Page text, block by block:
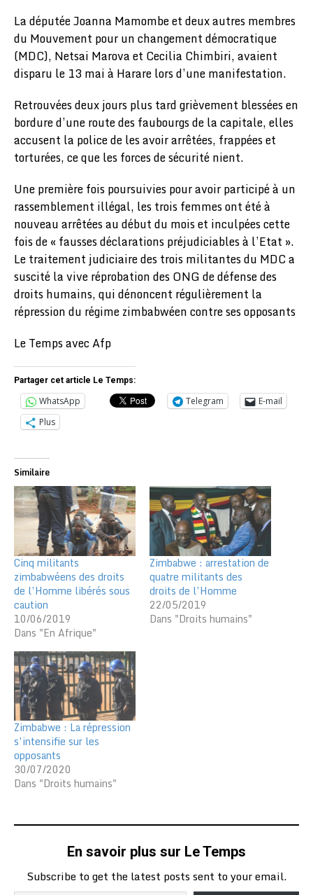
La députée Joanna Mamombe et deux autres membres
du Mouvement pour un changement démocratique
(MDC), Netsai Marova et Cecilia Chimbiri, avaient
disparu le 13 mai à Harare lors d’une manifestation.
Retrouvées deux jours plus tard grièvement blessées en
bordure d’une route des faubourgs de la capitale, elles
accusent la police de les avoir arrêtées, frappées et
torturées, ce que les forces de sécurité nient.
Une première fois poursuivies pour avoir participé à un
rassemblement illégal, les trois femmes ont été à
nouveau arrêtées au début du mois et inculpées cette
fois de « fausses déclarations préjudiciables à l’Etat ».
Le traitement judiciaire des trois militantes du MDC a
suscité la vive réprobation des ONG de défense des
droits humains, qui dénoncent régulièrement la
répression du régime zimbabwéen contre ses opposants
Le Temps avec Afp
Partager cet article Le Temps:
WhatsApp Telegram
E-mail
Plus
Similaire
Cinq militants
zimbabwéens des droits
de l’Homme libérés sous
caution
10/06/2019
Dans "En Afrique"
Zimbabwe : arrestation de
quatre militants des
droits de l’Homme
22/05/2019
Dans "Droits humains"
Zimbabwe : La répression
s’intensifie sur les
opposants
30/07/2020
Dans "Droits humains"
En savoir plus sur Le Temps
Subscribe to get the latest posts sent to your email.